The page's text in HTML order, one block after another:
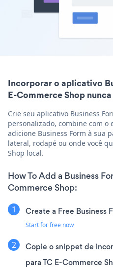
Incorporar o aplicativo
E-Commerce Shop
Crie seu aplicativo Business
personalizado, combine com o
adicione Business Form à sua
lateral, rodapé ou onde você
Shop local.
How To Add a Business
Commerce Shop:
Create a Free Business
Start for free now
Copie o snippet de
para TC E-Commerce